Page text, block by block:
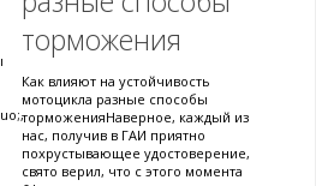
торможения
Как влияют на устойчивость
мотоцикла разные способы
торможенияНаверное, каждый из
нас, получив в ГАИ приятно
похрустывающее удостоверение,
свято верил, что с этого момента